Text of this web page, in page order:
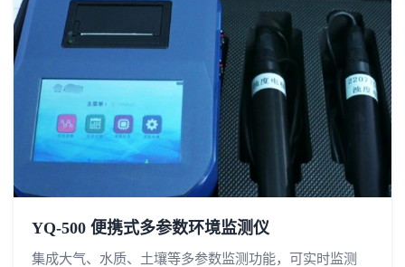
YQ-500 便携式多参数环境监测仪
集成大气、水质、土壤等多参数监测功能，可实时监测